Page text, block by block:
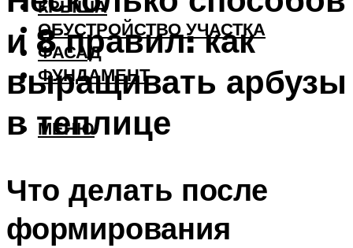
КРЫША
ОБУСТРОЙСТВО УЧАСТКА
ФАСАД
ФУНДАМЕНТ
МЕНЮ
и 8 правил: как
выращивать арбузы
в теплице
Что делать после
формирования